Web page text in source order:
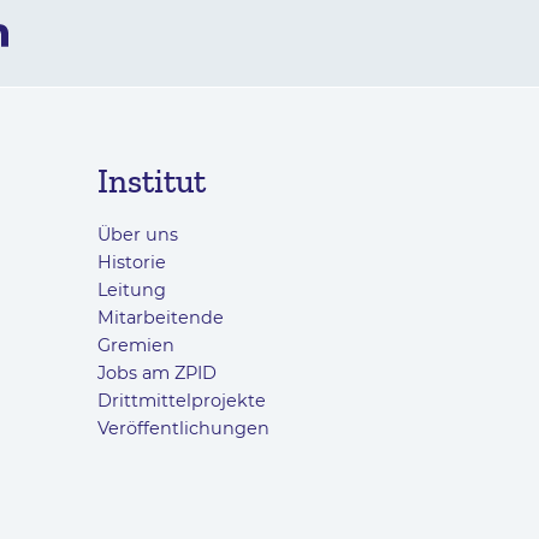
Institut
Über uns
Historie
Leitung
Mitarbeitende
Gremien
Jobs am ZPID
Drittmittelprojekte
Veröffentlichungen